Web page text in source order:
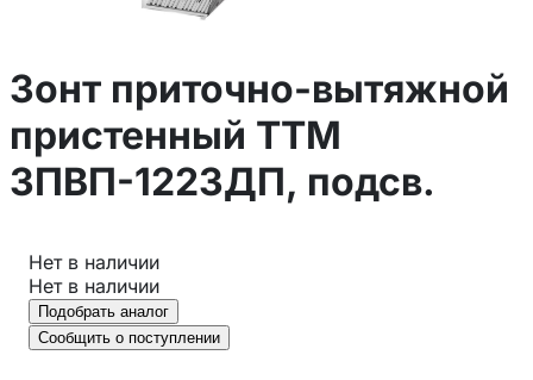
Зонт приточно-вытяжной
пристенный ТТМ
ЗПВП-1223ДП, подсв.
Нет в наличии
Нет в наличии
Подобрать аналог
Сообщить о поступлении